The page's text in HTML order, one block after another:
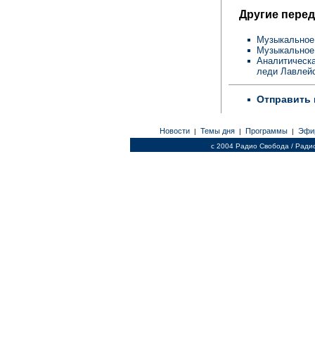
Другие
леди
Отправить
Новости | Темы дня | Программы |
c 2004 Радио Свобода /